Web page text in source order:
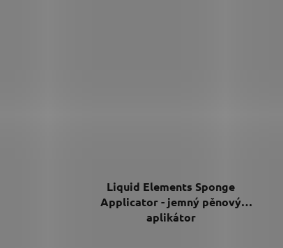
Liquid Elements Sponge
Applicator - jemný pěnový
aplikátor